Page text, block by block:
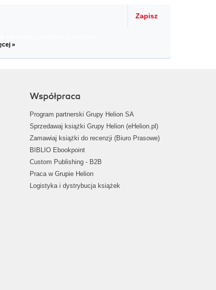
Zapisz
»
Współpraca
Program partnerski Grupy Helion SA
Sprzedawaj książki Grupy Helion (eHelion.pl)
Zamawiaj książki do recenzji (Biuro Prasowe)
BIBLIO Ebookpoint
Custom Publishing - B2B
Praca w Grupie Helion
Logistyka i dystrybucja książek